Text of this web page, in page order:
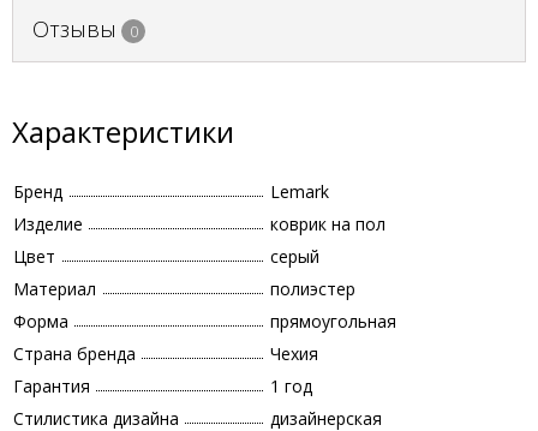
Отзывы 0
Характеристики
Бренд
Lemark
Изделие
коврик на пол
Цвет
серый
Материал
полиэстер
Форма
прямоугольная
Страна бренда
Чехия
Гарантия
1 год
Стилистика дизайна
дизайнерская